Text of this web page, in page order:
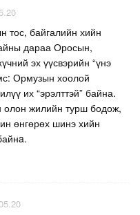
тос, байгалийн хийн
дараа Оросын,
эх үүсвэрийн “үнэ
Ормузын хоолой
их “эрэлттэй” байна.
олон жилийн турш бодож,
өнгөрөх шинэ хийн